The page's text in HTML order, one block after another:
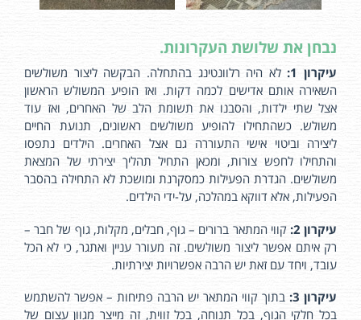
נבחן את שלושת העקרונות.
עיקרון 1:
לא היה רלוונטינג בהתחלה. הבקשה ליצור משולשים
השאירה אותם אדישים לכמה דקות. ואז הופיע המשולש הראשון
אצל שתי ילדות, והסבנו את תשומת הלב של האחרים, ואז עוד
משולש. כשהתחילו להופיע משולשים ראשונים, תנועת החיים
ליצירה וביטוי אישי התעוררה גם אצל האחרים. הילדים נתפסו
והתחילו לחפש צורות, ומכאן התחיל תהליך יצירתי של המצאת
משולשים. הגדרת הפעילות כמסקרנת ומושכת לא התחילה בהסבר
הפעילות, אלא דווקא במהלכה, על-ידי הילדים.
עיקרון 2:
קווי המתאר ברורים – גוף, חבלים, מקלות, גוף של חבר –
רק איתם אפשר ליצור משולשים. זה מעורר עניין ואתגר, כי לא הכל
עובד, ויחד עם זאת יש הרבה אפשרויות יצירתיות.
עיקרון 3:
בתוך קווי המתאר יש הרבה פתיחות – אפשר להשתמש
בכל חלקי הגוף, בכל תנוחה, בכל זווית, זה מייצר מגוון עצום של